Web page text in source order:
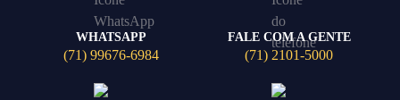
WHATSAPP
(71) 99676-6984
FALE COM A GENTE
(71) 2101-5000